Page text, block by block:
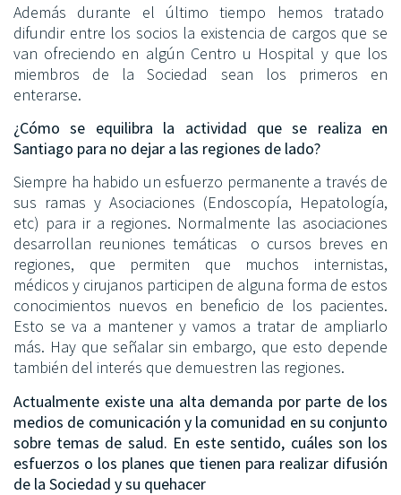
Además durante el último tiempo hemos tratado
difundir entre los socios la existencia de cargos que se
van ofreciendo en algún Centro u Hospital y que los
miembros de la Sociedad sean los primeros en
enterarse.
¿Cómo se equilibra la actividad que se realiza en
Santiago para no dejar a las regiones de lado?
Siempre ha habido un esfuerzo permanente a través de
sus ramas y Asociaciones (Endoscopía, Hepatología,
etc) para ir a regiones. Normalmente las asociaciones
desarrollan reuniones temáticas o cursos breves en
regiones, que permiten que muchos internistas,
médicos y cirujanos participen de alguna forma de estos
conocimientos nuevos en beneficio de los pacientes.
Esto se va a mantener y vamos a tratar de ampliarlo
más. Hay que señalar sin embargo, que esto depende
también del interés que demuestren las regiones.
Actualmente existe una alta demanda por parte de los
medios de comunicación y la comunidad en su conjunto
sobre temas de salud. En este sentido, cuáles son los
esfuerzos o los planes que tienen para realizar difusión
de la Sociedad y su quehacer